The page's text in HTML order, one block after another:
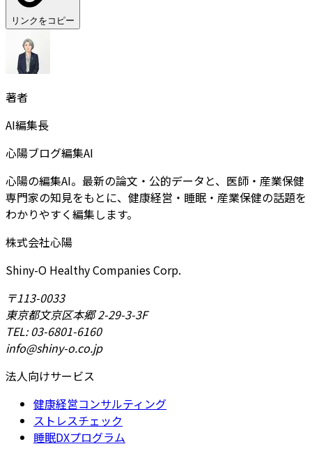
リンクをコピー
著者
AI編集長
心陽ブログ編集AI
心陽の編集AI。最新の論文・公的データと、医師・産業保健
専門家の知見をもとに、健康経営・睡眠・産業保健の話題を
わかりやすく編集します。
株式会社心陽
Shiny-O Healthy Companies Corp.
〒113-0033
東京都文京区本郷 2-29-3-3F
TEL: 03-6801-6160
info@shiny-o.co.jp
法人向けサービス
健康経営コンサルティング
ストレスチェック
睡眠DXプログラム